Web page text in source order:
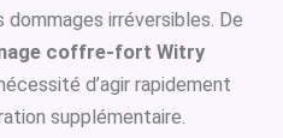
irréversibles. De
coffre-fort Witry
d’agir rapidement
supplémentaire.